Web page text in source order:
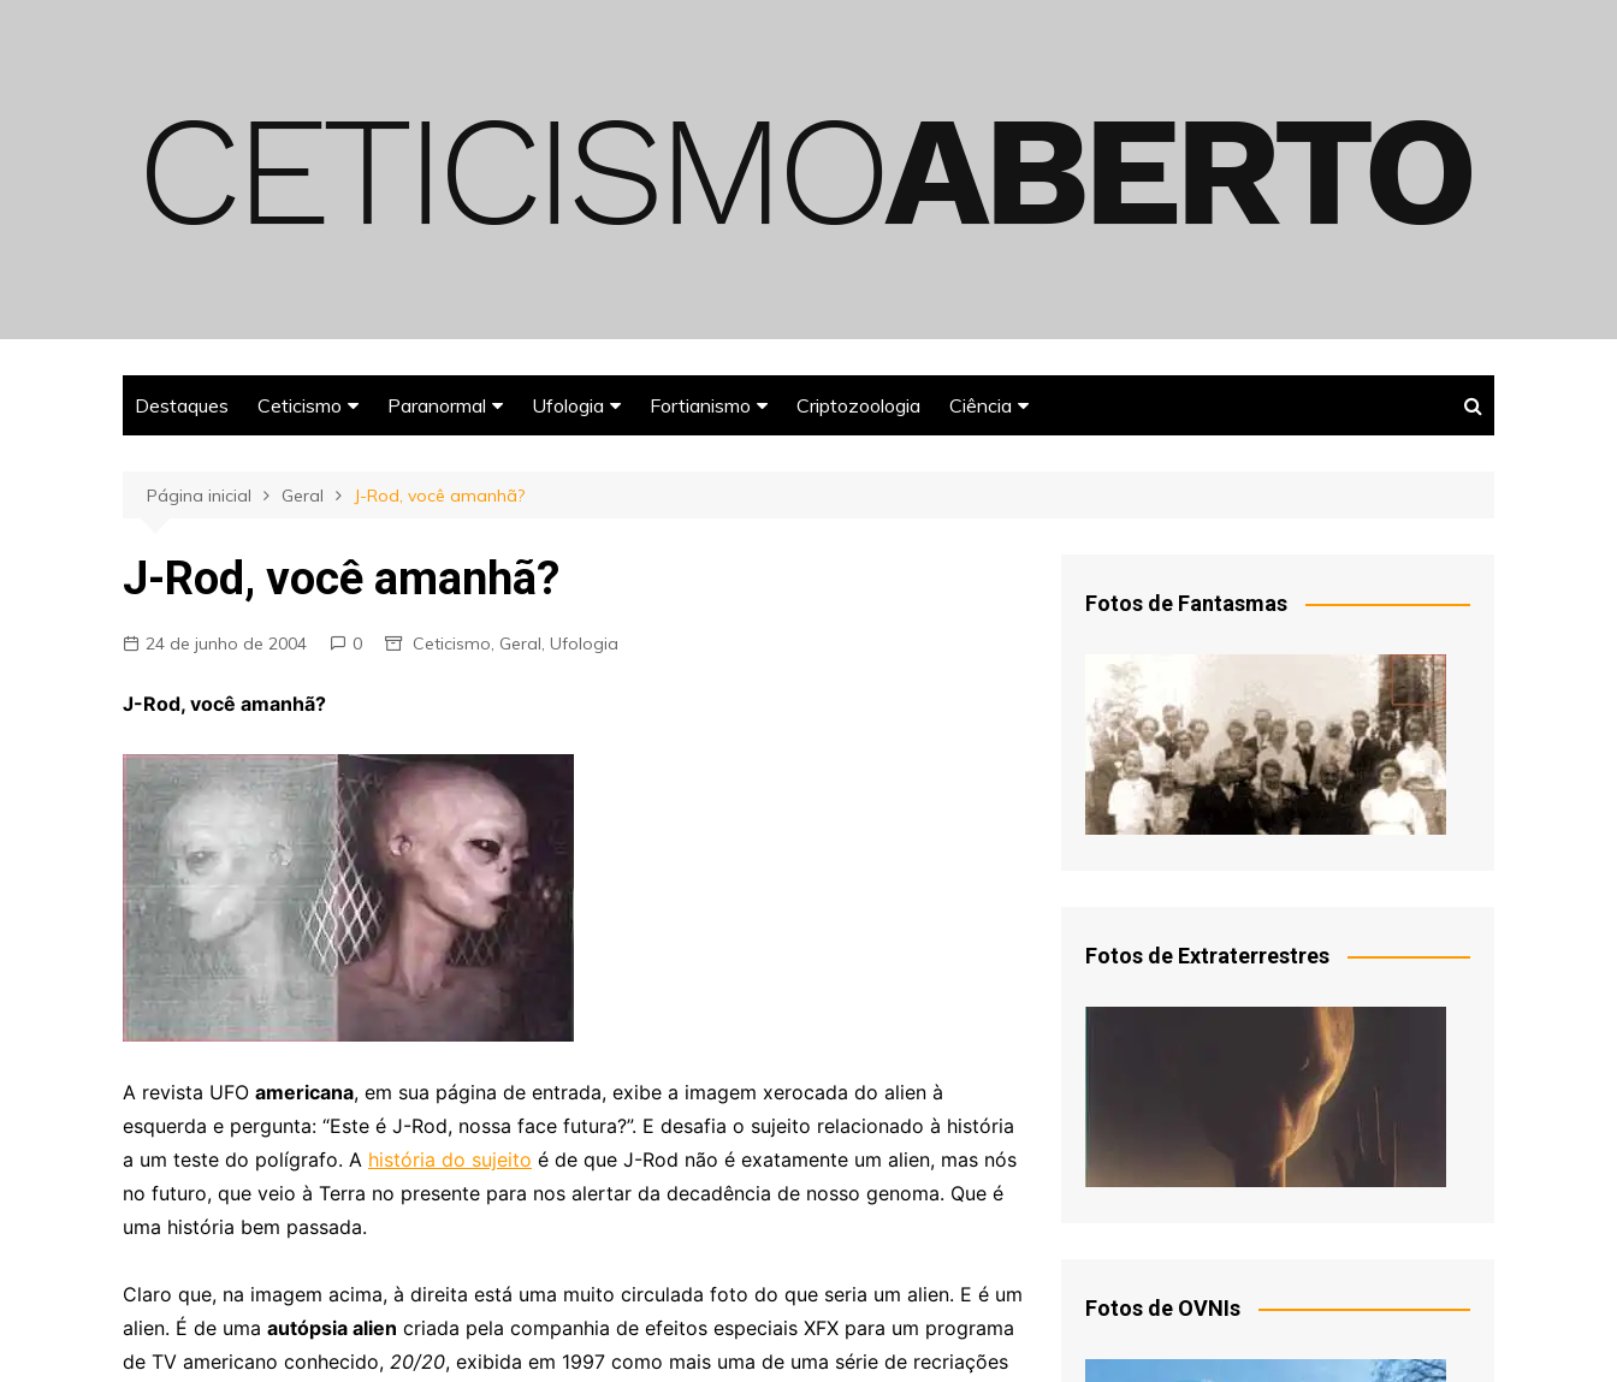
Destaques Ceticismo
Espiritualismo
Pareidolia
Paranormal Ufologia
Hipótese Psicossocial
Fortianismo Criptozoologia Ciência
Página inicial Geral J-Rod, você amanhã?
J-Rod, você amanhã?
24 de junho de 2004 0 Ceticismo, Geral, Ufologia
J-Rod, você amanhã?
A revista UFO americana, em sua página de entrada, exibe a imagem xerocada do alien à
esquerda e pergunta: “Este é J-Rod, nossa face futura?”. E desafia o sujeito relacionado à história
a um teste do polígrafo. A história do sujeito é de que J-Rod não é exatamente um alien, mas nós
no futuro, que veio à Terra no presente para nos alertar da decadência de nosso genoma. Que é
uma história bem passada.
Claro que, na imagem acima, à direita está uma muito circulada foto do que seria um alien. E é um
alien. É de uma autópsia alien criada pela companhia de efeitos especiais XFX para um programa
de TV americano conhecido, 20/20, exibida em 1997 como mais uma de uma série de recriações
Fotos de Fantasmas
Fotos de Extraterrestres
Fotos de OVNIs